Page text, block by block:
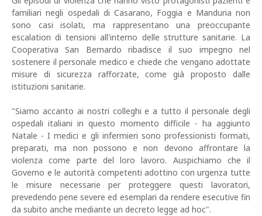
familiari negli ospedali di Casarano, Foggia e Manduria non
sono casi isolati, ma rappresentano una preoccupante
escalation di tensioni all'interno delle strutture sanitarie. La
Cooperativa San Bernardo ribadisce il suo impegno nel
sostenere il personale medico e chiede che vengano adottate
misure di sicurezza rafforzate, come già proposto dalle
istituzioni sanitarie.
"Siamo accanto ai nostri colleghi e a tutto il personale degli
ospedali italiani in questo momento difficile - ha aggiunto
Natale - I medici e gli infermieri sono professionisti formati,
preparati, ma non possono e non devono affrontare la
violenza come parte del loro lavoro. Auspichiamo che il
Governo e le autorità competenti adottino con urgenza tutte
le misure necessarie per proteggere questi lavoratori,
prevedendo pene severe ed esemplari da rendere esecutive fin
da subito anche mediante un decreto legge ad hoc".